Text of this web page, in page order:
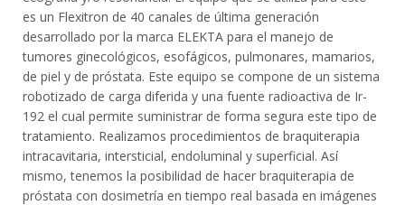
es un Flexitron de 40 canales de última generación
desarrollado por la marca ELEKTA para el manejo de
tumores ginecológicos, esofágicos, pulmonares, mamarios,
de piel y de próstata. Este equipo se compone de un sistema
robotizado de carga diferida y una fuente radioactiva de Ir-
192 el cual permite suministrar de forma segura este tipo de
tratamiento. Realizamos procedimientos de braquiterapia
intracavitaria, intersticial, endoluminal y superficial. Así
mismo, tenemos la posibilidad de hacer braquiterapia de
próstata con dosimetría en tiempo real basada en imágenes